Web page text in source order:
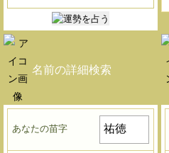
名前の詳細検索
あなたの苗字